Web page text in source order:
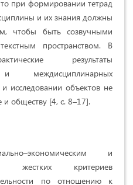
при формировании тетрад
и их знания должны
чтобы быть созвучными
пространством. В
результаты
и междисциплинарных
исследовании объектов не
и обществу [4, с. 8–17].
и
жестких критериев
по отношению к